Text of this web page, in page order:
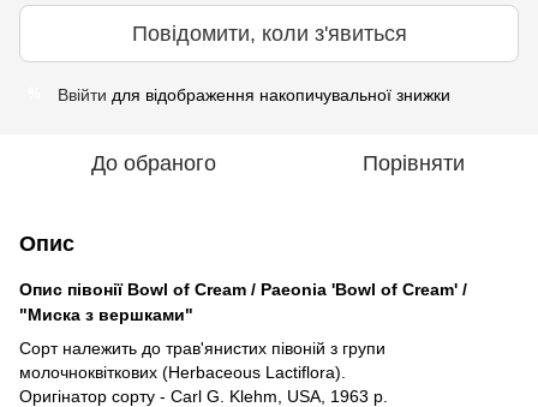
Повідомити, коли з'явиться
Ввійти для відображення накопичувальної знижки
До обраного Порівняти
Опис
Опис півонії Bowl of Cream / Paeonia 'Bowl of Cream' /
"Миска з вершками"
Сорт належить до трав'янистих півоній з групи
молочноквіткових (Herbaceous Lactiflora).
Оригінатор сорту - Carl G. Klehm, USA, 1963 р.